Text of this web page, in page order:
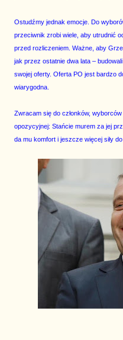
Ostudźmy jednak emocje. Do
przeciwnik zrobi wiele, aby utrudnić
przed rozliczeniem. Ważne, aby
jak przez ostatnie dwa lata –
swojej oferty. Oferta PO jest bardzo
wiarygodna.
Zwracam się do członków,
opozycyjnej: Stańcie murem za jej
da mu komfort i jeszcze więcej siły